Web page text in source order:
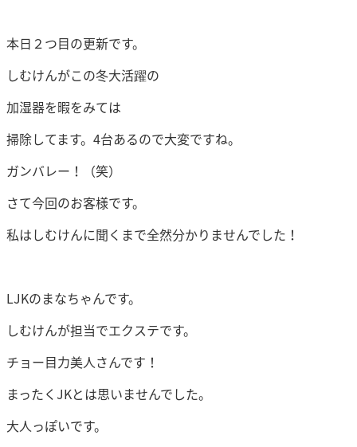
本日２つ目の更新です。
しむけんがこの冬大活躍の
加湿器を暇をみては
掃除してます。4台あるので大変ですね。
ガンバレー！（笑）
さて今回のお客様です。
私はしむけんに聞くまで全然分かりませんでした！
LJKのまなちゃんです。
しむけんが担当でエクステです。
チョー目力美人さんです！
まったくJKとは思いませんでした。
大人っぽいです。